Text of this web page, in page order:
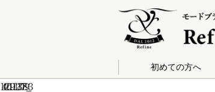
初めての方へ
140-201911230789_3